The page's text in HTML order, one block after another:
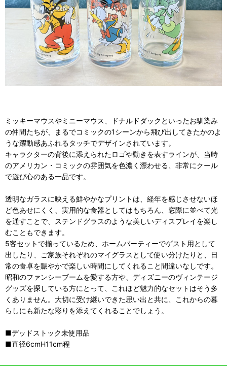
ミッキーマウスやミニーマウス、ドナルドダックといったお馴染み
の仲間たちが、まるでコミックの1シーンから飛び出してきたかのよ
うな躍動感あふれるタッチでデザインされています。
キャラクターの背後に添えられたロゴや動きを表すラインが、当時
のアメリカン・コミックの雰囲気を色濃く漂わせる、非常にクール
で遊び心のある一品です。
透明なガラスに映える鮮やかなプリントは、経年を感じさせないほ
ど色あせにくく、実用的な食器としてはもちろん、窓際に並べて光
を通すことで、ステンドグラスのような美しいディスプレイを楽し
むこともできます。
5客セットで揃っているため、ホームパーティーでゲスト用として
出したり、ご家族それぞれのマイグラスとして使い分けたりと、日
常の食卓を賑やかで楽しい時間にしてくれること間違いなしです。
昭和のファンシーブームを愛する方や、ディズニーのヴィンテージ
グッズを探している方にとって、これほど魅力的なセットはそう多
くありません。大切に受け継いできた思い出と共に、これからの暮
らしにも新たな彩りを添えてくれることでしょう。
■デッドストック未使用品
■直径6cmH11cm程